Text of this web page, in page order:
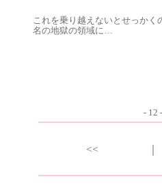
これを乗り越えないとせっかく
名の地獄の領域に…
- 12 -
<<